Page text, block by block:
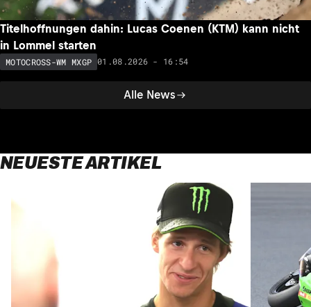
Alle News
Titelhoffnungen dahin: Lucas Coenen (KTM) kann nicht
in Lommel starten
MOTOCROSS-WM MXGP 01.08.2026 - 16:54
NEUESTE ARTIKEL